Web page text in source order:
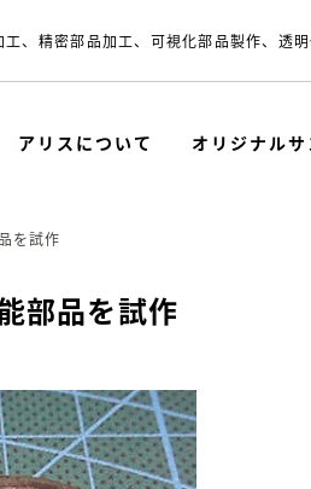
、精密部品加工、可視化部品製作、透
アリスについて オリジナル
を試作
部品を試作